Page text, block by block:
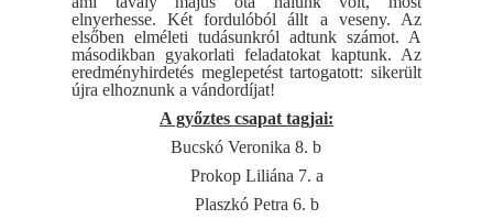
elnyerhesse. Két fordulóból állt a veseny. Az
elsőben elméleti tudásunkról adtunk számot. A
másodikban gyakorlati feladatokat kaptunk. Az
eredményhirdetés meglepetést tartogatott: sikerült
újra elhoznunk a vándordíjat!
A győztes csapat tagjai:
Bucskó Veronika 8. b
Prokop Liliána 7. a
Plaszkó Petra 6. b